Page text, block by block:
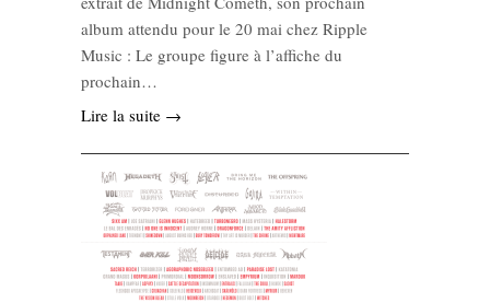
album attendu pour le 20 mai chez Ripple
Music : Le groupe figure à l’affiche du
prochain…
Lire la suite →